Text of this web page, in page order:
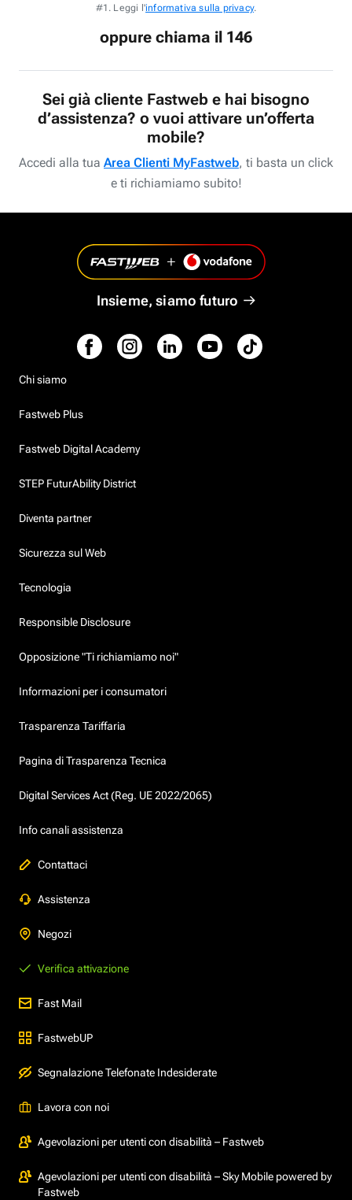
#1. Leggi l'informativa sulla privacy.
oppure chiama il 146
Sei già cliente Fastweb e hai bisogno
d’assistenza? o vuoi attivare un’offerta
mobile?
Accedi alla tua Area Clienti MyFastweb, ti basta un click
e ti richiamiamo subito!
Insieme, siamo futuro
Chi siamo
Fastweb Plus
Fastweb Digital Academy
STEP FuturAbility District
Diventa partner
Sicurezza sul Web
Tecnologia
Responsible Disclosure
Opposizione "Ti richiamiamo noi"
Informazioni per i consumatori
Trasparenza Tariffaria
Pagina di Trasparenza Tecnica
Digital Services Act (Reg. UE 2022/2065)
Info canali assistenza
Contattaci
Assistenza
Negozi
Verifica attivazione
Fast Mail
FastwebUP
Segnalazione Telefonate Indesiderate
Lavora con noi
Agevolazioni per utenti con disabilità – Fastweb
Agevolazioni per utenti con disabilità – Sky Mobile powered by
Fastweb